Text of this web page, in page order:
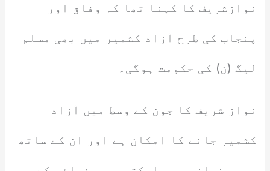
نوازشریف کا کہنا تھا کہ وفاق اور
پنجاب کی طرح آزاد کشمیر میں بھی مسلم
لیگ (ن) کی حکومت ہوگی۔
نواز شریف کا جون کے وسط میں آزاد
کشمیر جانے کا امکان ہے اور ان کے ساتھ